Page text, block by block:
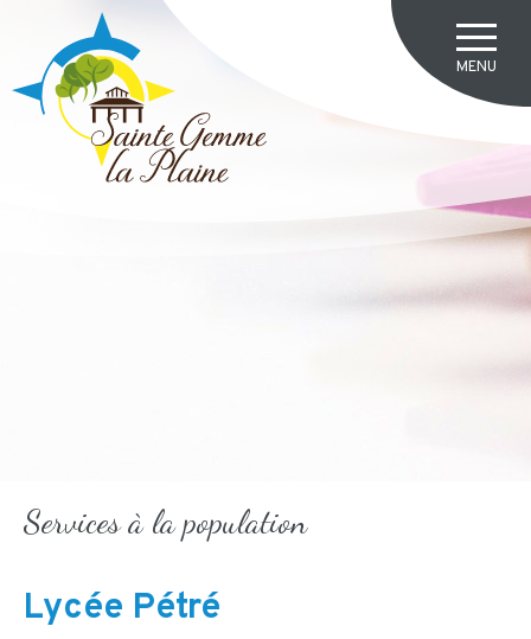
Services à la population
Lycée Pétré